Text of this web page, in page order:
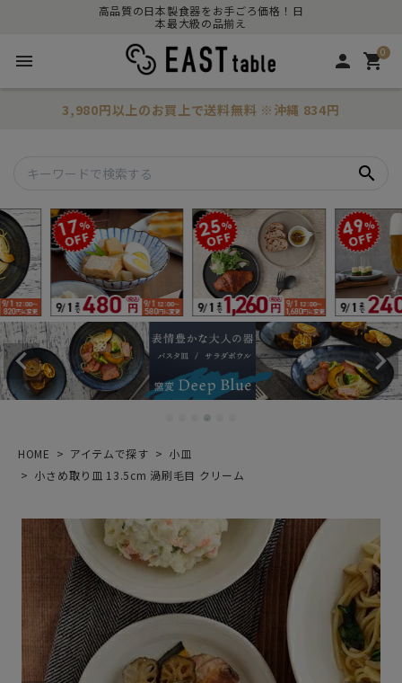
高品質の日本製食器をお手ごろ価格！日
本最大級の品揃え
menu person 0
shopping_cart
3,980円以上のお買上で送料無料 ※沖縄 834円
search
HOME アイテムで探す
小皿
小さめ取り皿 13.5cm 渦刷毛目 クリーム